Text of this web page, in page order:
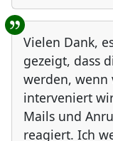
Vielen Dank,
gezeigt, dass
werden, wenn
interveniert
Mails und
reagiert. Ich